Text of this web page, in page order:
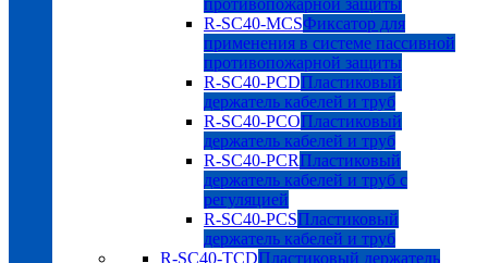
противопожарной защиты
R-SC40-MCSФиксатор для
применения в системе пассивной
противопожарной защиты
R-SC40-PCDПластиковый
держатель кабелей и труб
R-SC40-PCOПластиковый
держатель кабелей и труб
R-SC40-PCRПластиковый
держатель кабелей и труб с
регуляцией
R-SC40-PCSПластиковый
держатель кабелей и труб
R-SC40-TCDПластиковый держатель